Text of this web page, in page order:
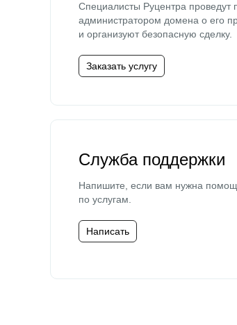
Специалисты Руцентра проведут
администратором домена о его
и организуют безопасную сделку.
Заказать услугу
Служба поддержки
Напишите, если вам нужна
по услугам.
Написать